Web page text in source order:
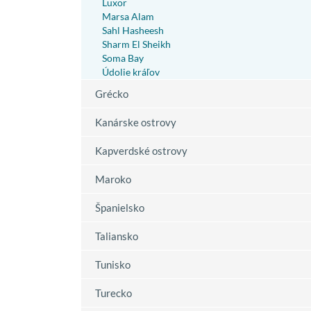
Luxor
Marsa Alam
Sahl Hasheesh
Sharm El Sheikh
Soma Bay
Údolie kráľov
Grécko
Kanárske ostrovy
Kapverdské ostrovy
Maroko
Španielsko
Taliansko
Tunisko
Turecko